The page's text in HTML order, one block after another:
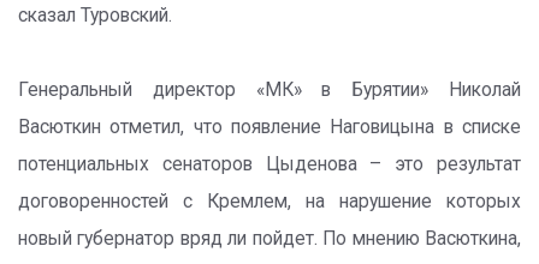
сказал Туровский.
Генеральный директор «МК» в Бурятии» Николай
Васюткин отметил, что появление Наговицына в списке
потенциальных сенаторов Цыденова – это результат
договоренностей с Кремлем, на нарушение которых
новый губернатор вряд ли пойдет. По мнению Васюткина,